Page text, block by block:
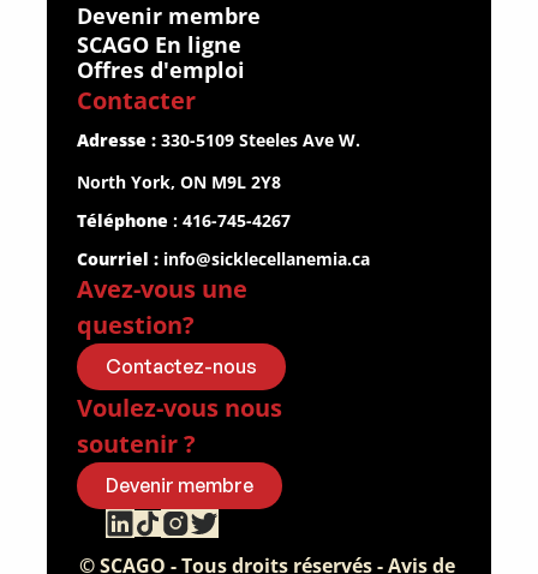
Devenir membre
SCAGO En ligne
Offres d'emploi
Contacter
Adresse : 330-5109 Steeles Ave W.
North York, ON M9L 2Y8
Téléphone : 416-745-4267
Courriel : info@sicklecellanemia.ca
Avez-vous une
question?
Contactez-nous
Voulez-vous nous
soutenir ?
Devenir membre
© SCAGO - Tous droits réservés - Avis de